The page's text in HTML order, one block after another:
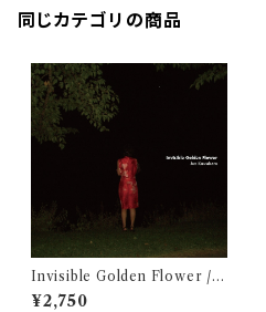
同じカテゴリの商品
Invisible Golden Flower / J
un Kawabata
¥2,750